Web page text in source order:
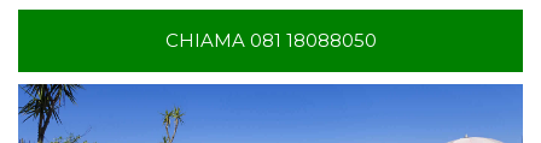
CHIAMA 081 18088050